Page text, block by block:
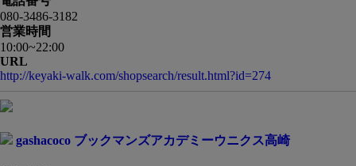
080-3486-3182
営業時間
10:00~22:00
URL
http://keyaki-walk.com/shopsearch/result.html?id=274
gashacoco ブックマンズアカデミーウニクス高崎